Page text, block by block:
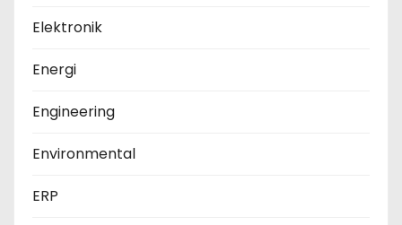
Elektronik
Energi
Engineering
Environmental
ERP